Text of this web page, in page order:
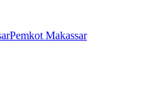
Pemkot Makassar